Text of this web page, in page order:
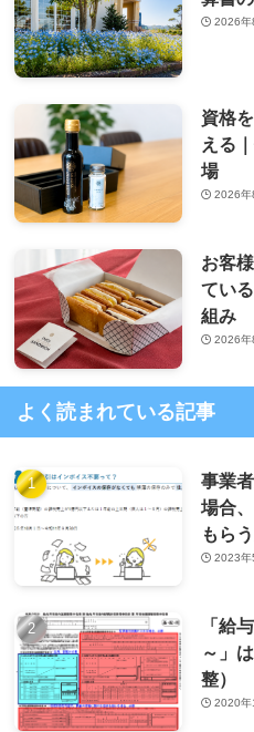
2026年
資格
える
場
2026年
お客
てい
組み
2026年
よく読まれている記事
事業
場合
もら
2023年
「給
～」
整）
2020年